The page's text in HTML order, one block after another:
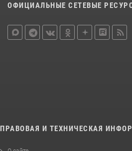
ОФИЦИАЛЬНЫЕ СЕТЕВЫЕ
ПРАВОВАЯ И ТЕХНИЧЕСКАЯ